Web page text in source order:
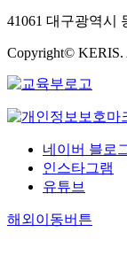
41061 대구광역시
Copyright©
네이버 블로
인스타그램
유튜브
해외이동버튼